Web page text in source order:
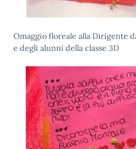
Omaggio floreale alla Dirigente
e degli alunni della classe 3D